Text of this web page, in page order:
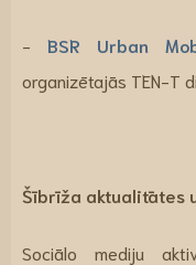
- BSR Urban
organizētajās TEN-T
Šībrīža aktualitātes
Sociālo mediju